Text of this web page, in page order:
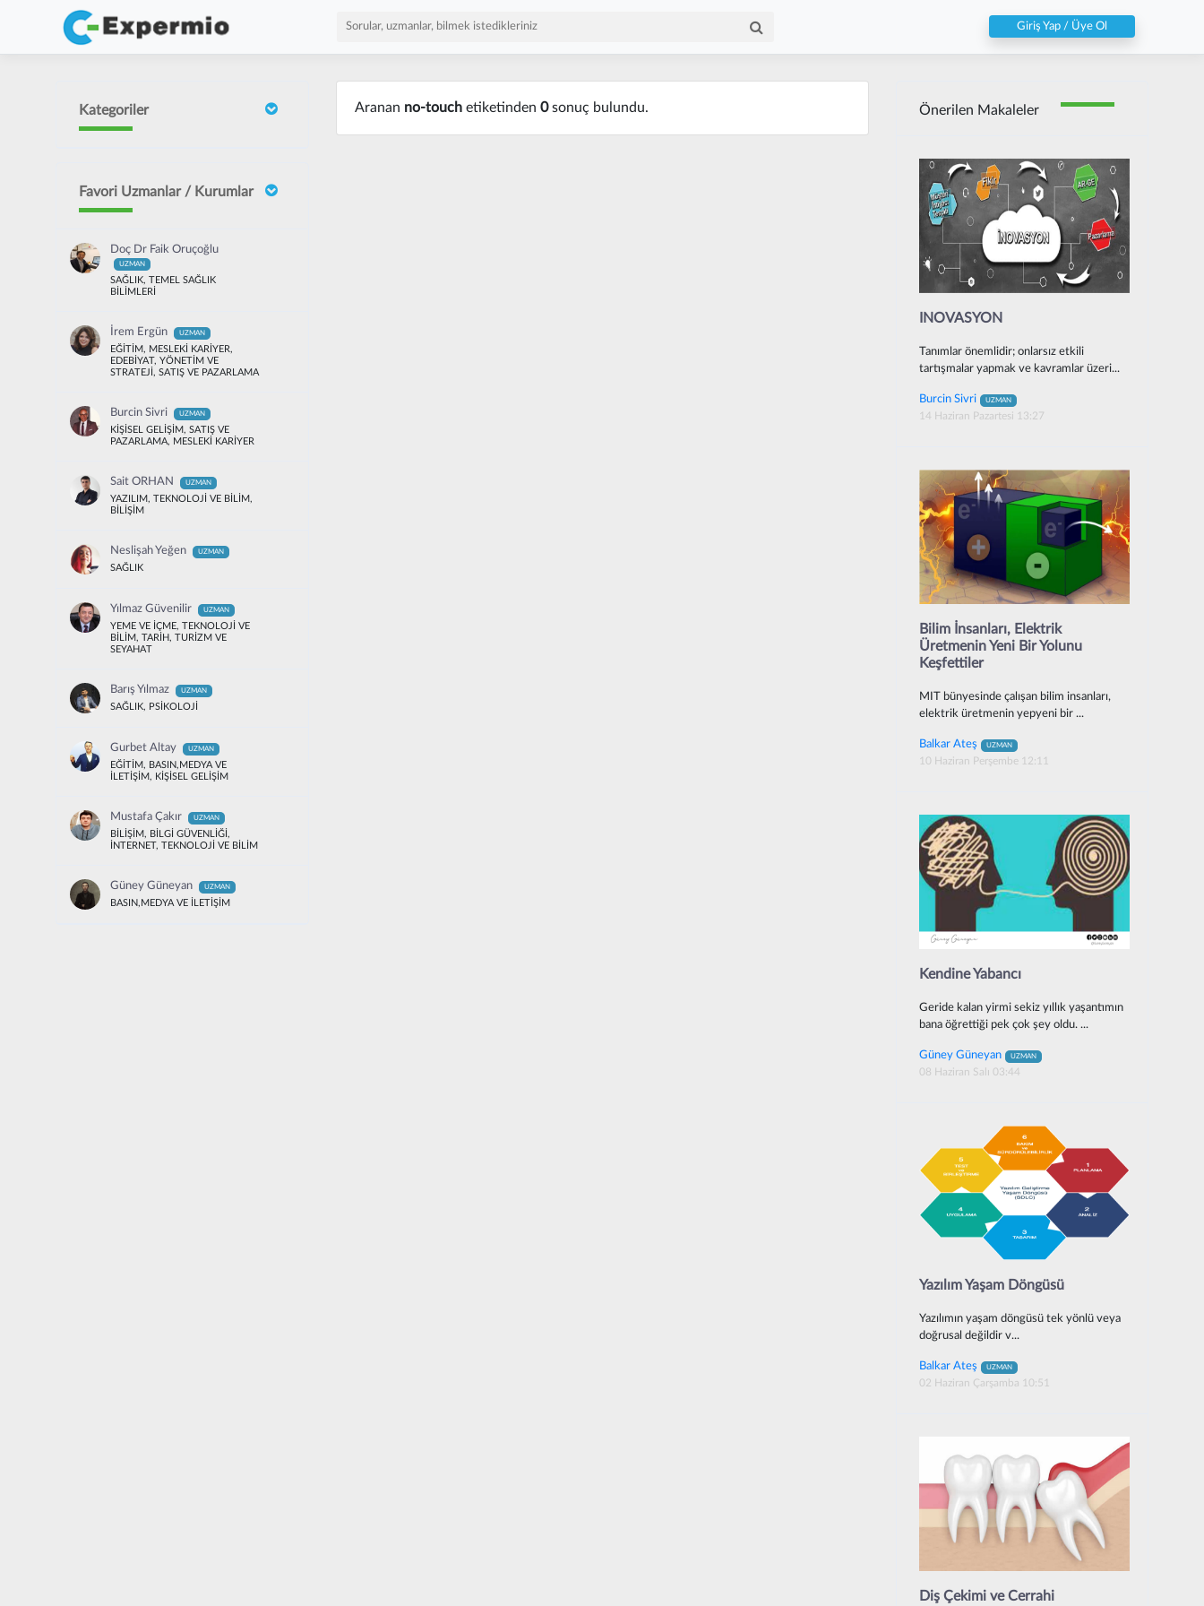
Giriş Yap / Üye Ol
Kategoriler
Favori Uzmanlar / Kurumlar
Doç Dr Faik Oruçoğlu
UZMAN
SAĞLIK, TEMEL SAĞLIK
BİLİMLERİ
İrem Ergün UZMAN
EĞİTİM, MESLEKİ KARİYER,
EDEBİYAT, YÖNETİM VE
STRATEJİ, SATIŞ VE PAZARLAMA
Burcin Sivri UZMAN
KİŞİSEL GELİŞİM, SATIŞ VE
PAZARLAMA, MESLEKİ KARİYER
Sait ORHAN UZMAN
YAZILIM, TEKNOLOJİ VE BİLİM,
BİLİŞİM
Neslişah Yeğen UZMAN
SAĞLIK
Yılmaz Güvenilir UZMAN
YEME VE İÇME, TEKNOLOJİ VE
BİLİM, TARİH, TURİZM VE
SEYAHAT
Barış Yılmaz UZMAN
SAĞLIK, PSİKOLOJİ
Gurbet Altay UZMAN
EĞİTİM, BASIN,MEDYA VE
İLETİŞİM, KİŞİSEL GELİŞİM
Mustafa Çakır UZMAN
BİLİŞİM, BİLGİ GÜVENLİĞİ,
İNTERNET, TEKNOLOJİ VE BİLİM
Güney Güneyan UZMAN
BASIN,MEDYA VE İLETİŞİM
Aranan no-touchetiketinden 0sonuç bulundu. Önerilen Makaleler
INOVASYON
Tanımlar önemlidir; onlarsız etkili
tartışmalar yapmak ve kavramlar üzeri...
Burcin Sivri UZMAN
14 Haziran Pazartesi 13:27
Bilim İnsanları, Elektrik
Üretmenin Yeni Bir Yolunu
Keşfettiler
MIT bünyesinde çalışan bilim insanları,
elektrik üretmenin yepyeni bir ...
Balkar Ateş UZMAN
10 Haziran Perşembe 12:11
Kendine Yabancı
Geride kalan yirmi sekiz yıllık yaşantımın
bana öğrettiği pek çok şey oldu. ...
Güney Güneyan UZMAN
08 Haziran Salı 03:44
Yazılım Yaşam Döngüsü
Yazılımın yaşam döngüsü tek yönlü veya
doğrusal değildir v...
Balkar Ateş UZMAN
02 Haziran Çarşamba 10:51
Diş Çekimi ve Cerrahi